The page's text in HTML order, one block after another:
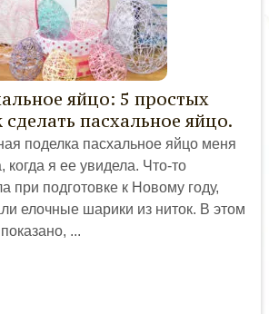
яйцо: 5 простых
сделать пасхальное яйцо.
поделка пасхальное яйцо меня
когда я ее увидела. Что-то
при подготовке к Новому году,
елочные шарики из ниток. В этом
...